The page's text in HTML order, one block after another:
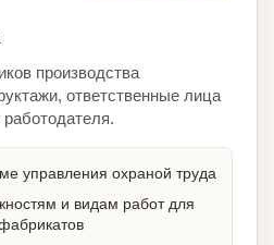
производства
ответственные лица
работодателя.
управления охраной труда
и видам работ для